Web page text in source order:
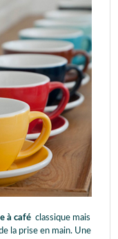
à café classique mais
la prise en main. Une